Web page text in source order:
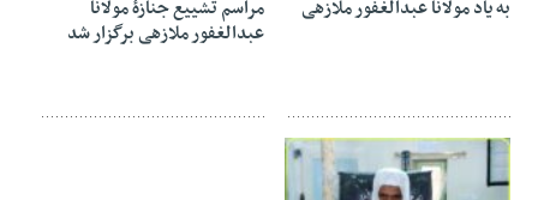
به یاد مولانا عبدالغفور ملازهی
مراسم تشییع‌ جنازۀ مولانا
عبدالغفور ملازهی برگزار شد